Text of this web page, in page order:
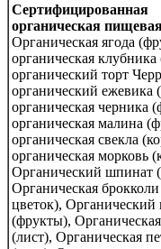
Сертифицированная
органическая
Органическая ягода
органическая
органический торт
органический ежевика
органическая черника
органическая малина
органическая свекла
органическая морковь
Органический шпинат
Органическая брокколи
цветок), Органический
(фрукты), Органическая
(лист), Органическая